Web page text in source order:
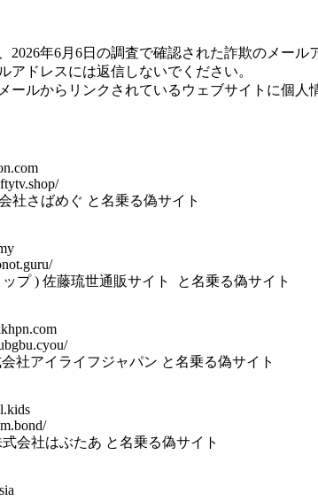
2026年6月6日の調査で確認された詐欺のメール
アドレスには返信しないでください。
ールからリンクされているウェブサイトに個人
社さばめぐ と名乗る偽サイト
ップ ) 佐藤琉世通販サイト と名乗る偽サイト
会社アイライフジャパン と名乗る偽サイト
会社はぶたあ と名乗る偽サイト